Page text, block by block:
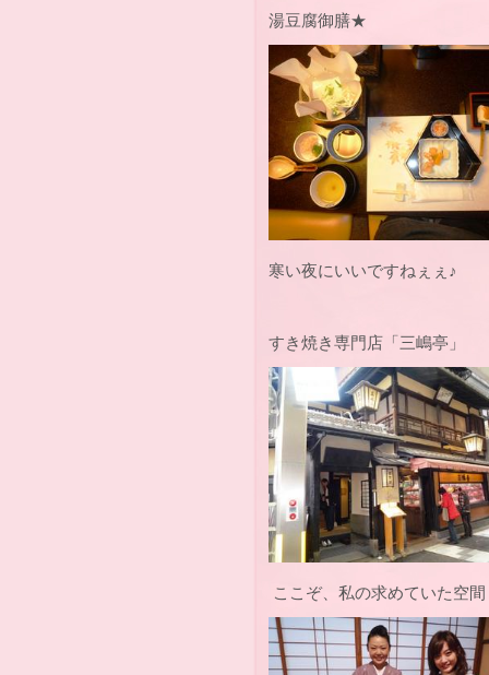
湯豆腐御膳★
寒い夜にいいですねぇぇ♪
すき焼き専門店「三嶋亭」
ここぞ、私の求めていた空